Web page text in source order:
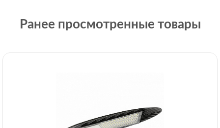
Ранее просмотренные товары